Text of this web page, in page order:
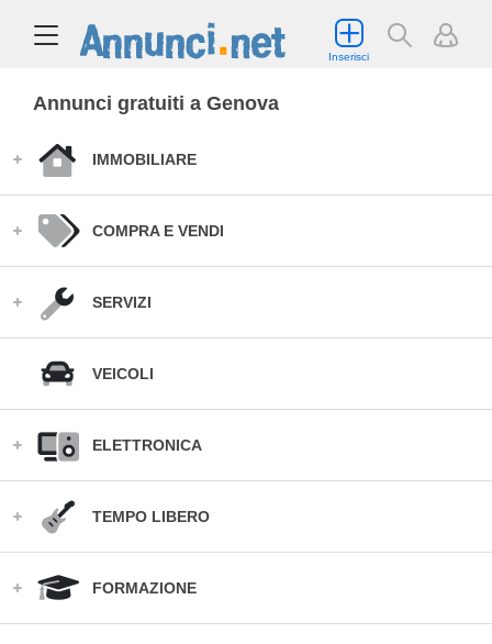
Inserisci
Annunci gratuiti a Genova
IMMOBILIARE
COMPRA E VENDI
SERVIZI
VEICOLI
ELETTRONICA
TEMPO LIBERO
FORMAZIONE